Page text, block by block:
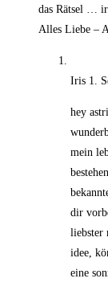
das Rätsel …
Alles Liebe –
Iris 1.
hey
mein
dir
liebster
idee,
eine